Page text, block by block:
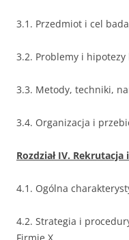
3.1. Przedmiot i cel
3.2. Problemy i hipotezy
3.3. Metody, techniki,
3.4. Organizacja i
Rozdział IV.
4.1. Ogólna
4.2. Strategia i